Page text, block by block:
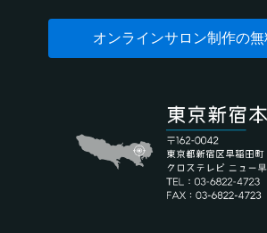
オンラインサロン制作の無